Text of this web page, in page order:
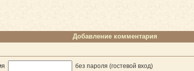
Добавление комментария
без пароля (гостевой вход)